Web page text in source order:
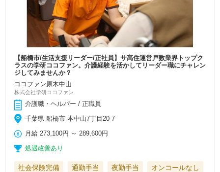
【船橋市/生活支援リーダー/正社員】サ高住運営戸数業界トップク
ラスの学研ココファン。介護経験を活かしてリーダー職にチャレン
ジしてみませんか？
ココファン原木中山
株式会社学研ココファン
介護職・ヘルパー / 正職員
千葉県 船橋市 本中山7丁目20-7
月給 273,100円 ～ 289,600円
処遇改善あり
社会保険完備 通勤手当 夜勤手当 オンコールなし